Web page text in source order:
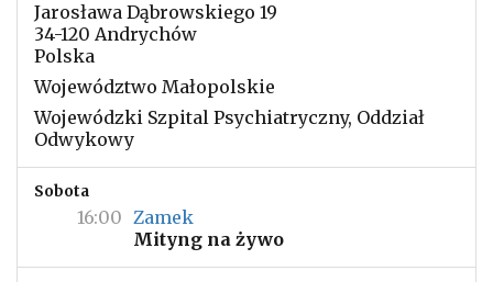
Jarosława Dąbrowskiego 19
34-120 Andrychów
Polska
Województwo Małopolskie
Wojewódzki Szpital Psychiatryczny, Oddział
Odwykowy
Sobota
16:00 Zamek
Mityng na żywo